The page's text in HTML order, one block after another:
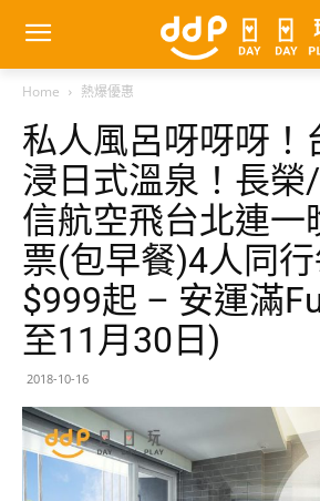
Home 熱爆優惠
私人風呂呀呀呀！
浸日式溫泉！長
信航空飛台北連一
票(包早餐)4人同
$999起 – 安運滿
至11月30日)
2018-10-16